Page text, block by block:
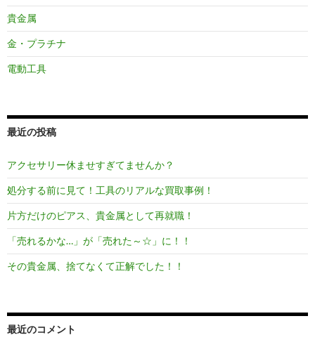
貴金属
金・プラチナ
電動工具
最近の投稿
アクセサリー休ませすぎてませんか？
処分する前に見て！工具のリアルな買取事例！
片方だけのピアス、貴金属として再就職！
「売れるかな…」が「売れた～☆」に！！
その貴金属、捨てなくて正解でした！！
最近のコメント